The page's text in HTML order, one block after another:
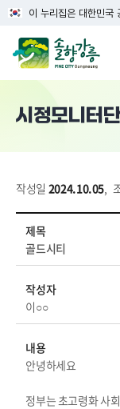
이 누리집은 대한민국
시정모니터단
작성일 2024.10.05,
제목
골드시티
작성자
이○○
내용
안녕하세요
정부는 초고령화 사